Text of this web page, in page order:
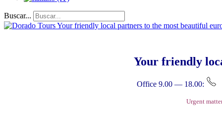
Buscar...
Your friendly
Office 9.00 — 18.00:
Urgent